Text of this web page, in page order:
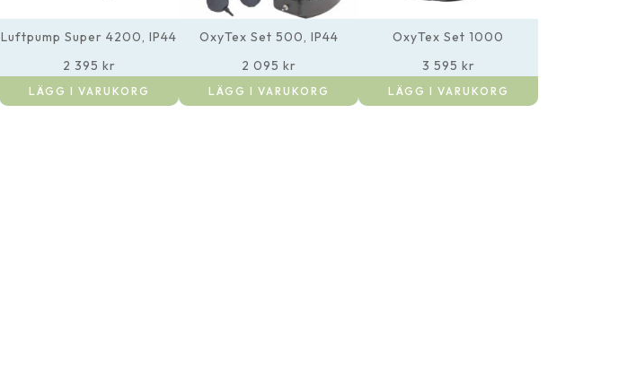
Luftpump Super 4200, IP44
2 395 kr
LÄGG I VARUKORG
OxyTex Set 500, IP44
2 095 kr
LÄGG I VARUKORG
OxyTex Set 1000
3 595 kr
LÄGG I VARUKORG